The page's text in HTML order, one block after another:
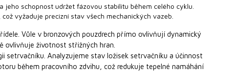
a jeho schopnost udržet fázovou stabilitu během celého cyklu.
vyžaduje precizní stav všech mechanických vazeb.
Vůle v bronzových pouzdrech přímo ovlivňují dynamický
ovlivňuje životnost střižných hran.
setrvačníku. Analyzujeme stav ložisek setrvačníku a účinnost
během pracovního zdvihu, což redukuje tepelné namáhání